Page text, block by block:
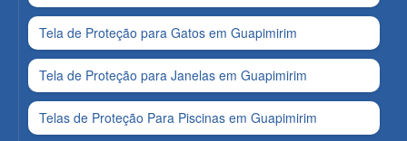
Tela de Proteção para Gatos em Guapimirim
Tela de Proteção para Janelas em Guapimirim
Telas de Proteção Para Piscinas em Guapimirim